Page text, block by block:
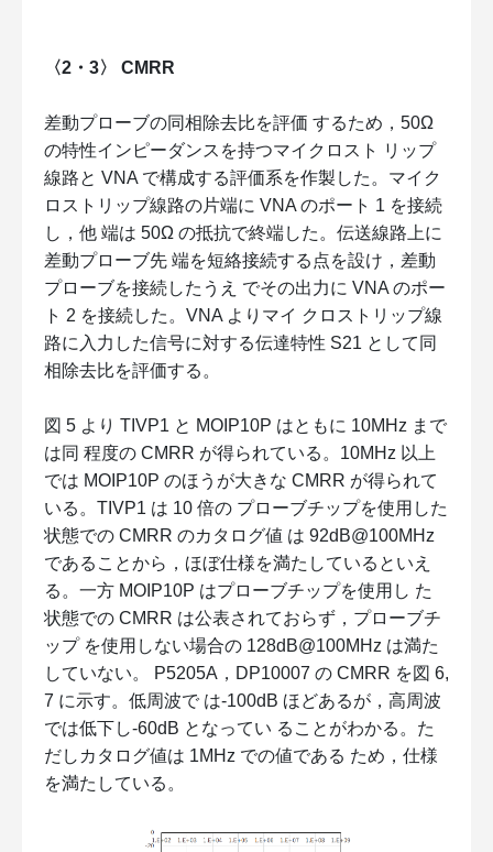
〈2・3〉 CMRR
差動プローブの同相除去比を評価 するため，50Ω
の特性インピーダンスを持つマイクロスト リップ
線路と VNA で構成する評価系を作製した。マイク
ロストリップ線路の片端に VNA のポート 1 を接続
し，他 端は 50Ω の抵抗で終端した。伝送線路上に
差動プローブ先 端を短絡接続する点を設け，差動
プローブを接続したうえ でその出力に VNA のポー
ト 2 を接続した。VNA よりマイ クロストリップ線
路に入力した信号に対する伝達特性 S21 として同
相除去比を評価する。
図 5 より TIVP1 と MOIP10P はともに 10MHz まで
は同 程度の CMRR が得られている。10MHz 以上
では MOIP10P のほうが大きな CMRR が得られて
いる。TIVP1 は 10 倍の プローブチップを使用した
状態での CMRR のカタログ値 は 92dB@100MHz
であることから，ほぼ仕様を満たしているといえ
る。一方 MOIP10P はプローブチップを使用し た
状態での CMRR は公表されておらず，プローブチ
ップ を使用しない場合の 128dB@100MHz は満た
していない。 P5205A，DP10007 の CMRR を図 6,
7 に示す。低周波で は-100dB ほどあるが，高周波
では低下し-60dB となってい ることがわかる。た
だしカタログ値は 1MHz での値である ため，仕様
を満たしている。